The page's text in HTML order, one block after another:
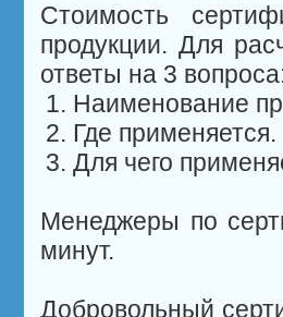
Стоимость
продукции. Для
ответы на 3
Наименование
Где применяется.
Для чего
Менеджеры по
минут.
Добровольный